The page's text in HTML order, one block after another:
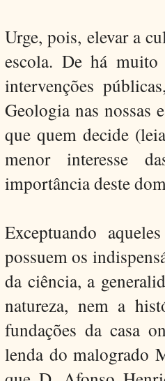
Urge, pois, elevar a
escola. De há
intervenções
Geologia nas nossas
que quem decide
menor interesse
importância deste
Exceptuando
possuem os
da ciência, a
natureza, nem a
fundações da casa
lenda do malogrado